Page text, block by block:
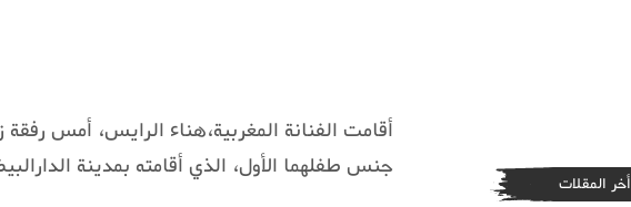
أقامت الفنانة المغربية،هناء الرايس، أمس
جنس طفلهما الأول، الذي أقامته بمدينة
أخر المقلات